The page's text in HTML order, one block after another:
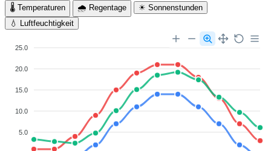
🌡 Temperaturen 🌧 Regentage
☀ Sonnenstunden
💧 Luftfeuchtigkeit
25.0
20.0
15.0
10.0
5.0